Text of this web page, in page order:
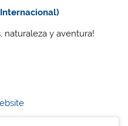
Internacional)
naturaleza y aventura!